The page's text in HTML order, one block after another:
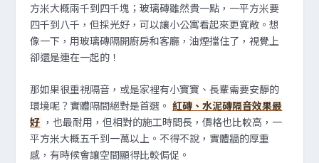
方米大概兩千到四千塊；玻璃磚雖然貴一點，一平方米要
四千到八千，但採光好，可以讓小公寓看起來更寬敞。想
像一下，用玻璃磚隔開廚房和客廳，油煙擋住了，視覺上
卻還是連在一起的！
那如果很重視隔音，或是家裡有小寶寶、長輩需要安靜的
環境呢？實體隔間絕對是首選。 紅磚、水泥磚隔音效果最
好 ，也最耐用，但相對的施工時間長，價格也比較高，一
平方米大概五千到一萬以上。不得不說，實體牆的厚重
感，有時候會讓空間顯得比較侷促。